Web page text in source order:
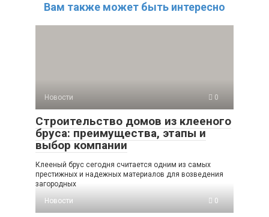
Вам также может быть интересно
Новости 0
Строительство домов из клееного
бруса: преимущества, этапы и
выбор компании
Клееный брус сегодня считается одним из самых
престижных и надежных материалов для возведения
загородных
Новости
0